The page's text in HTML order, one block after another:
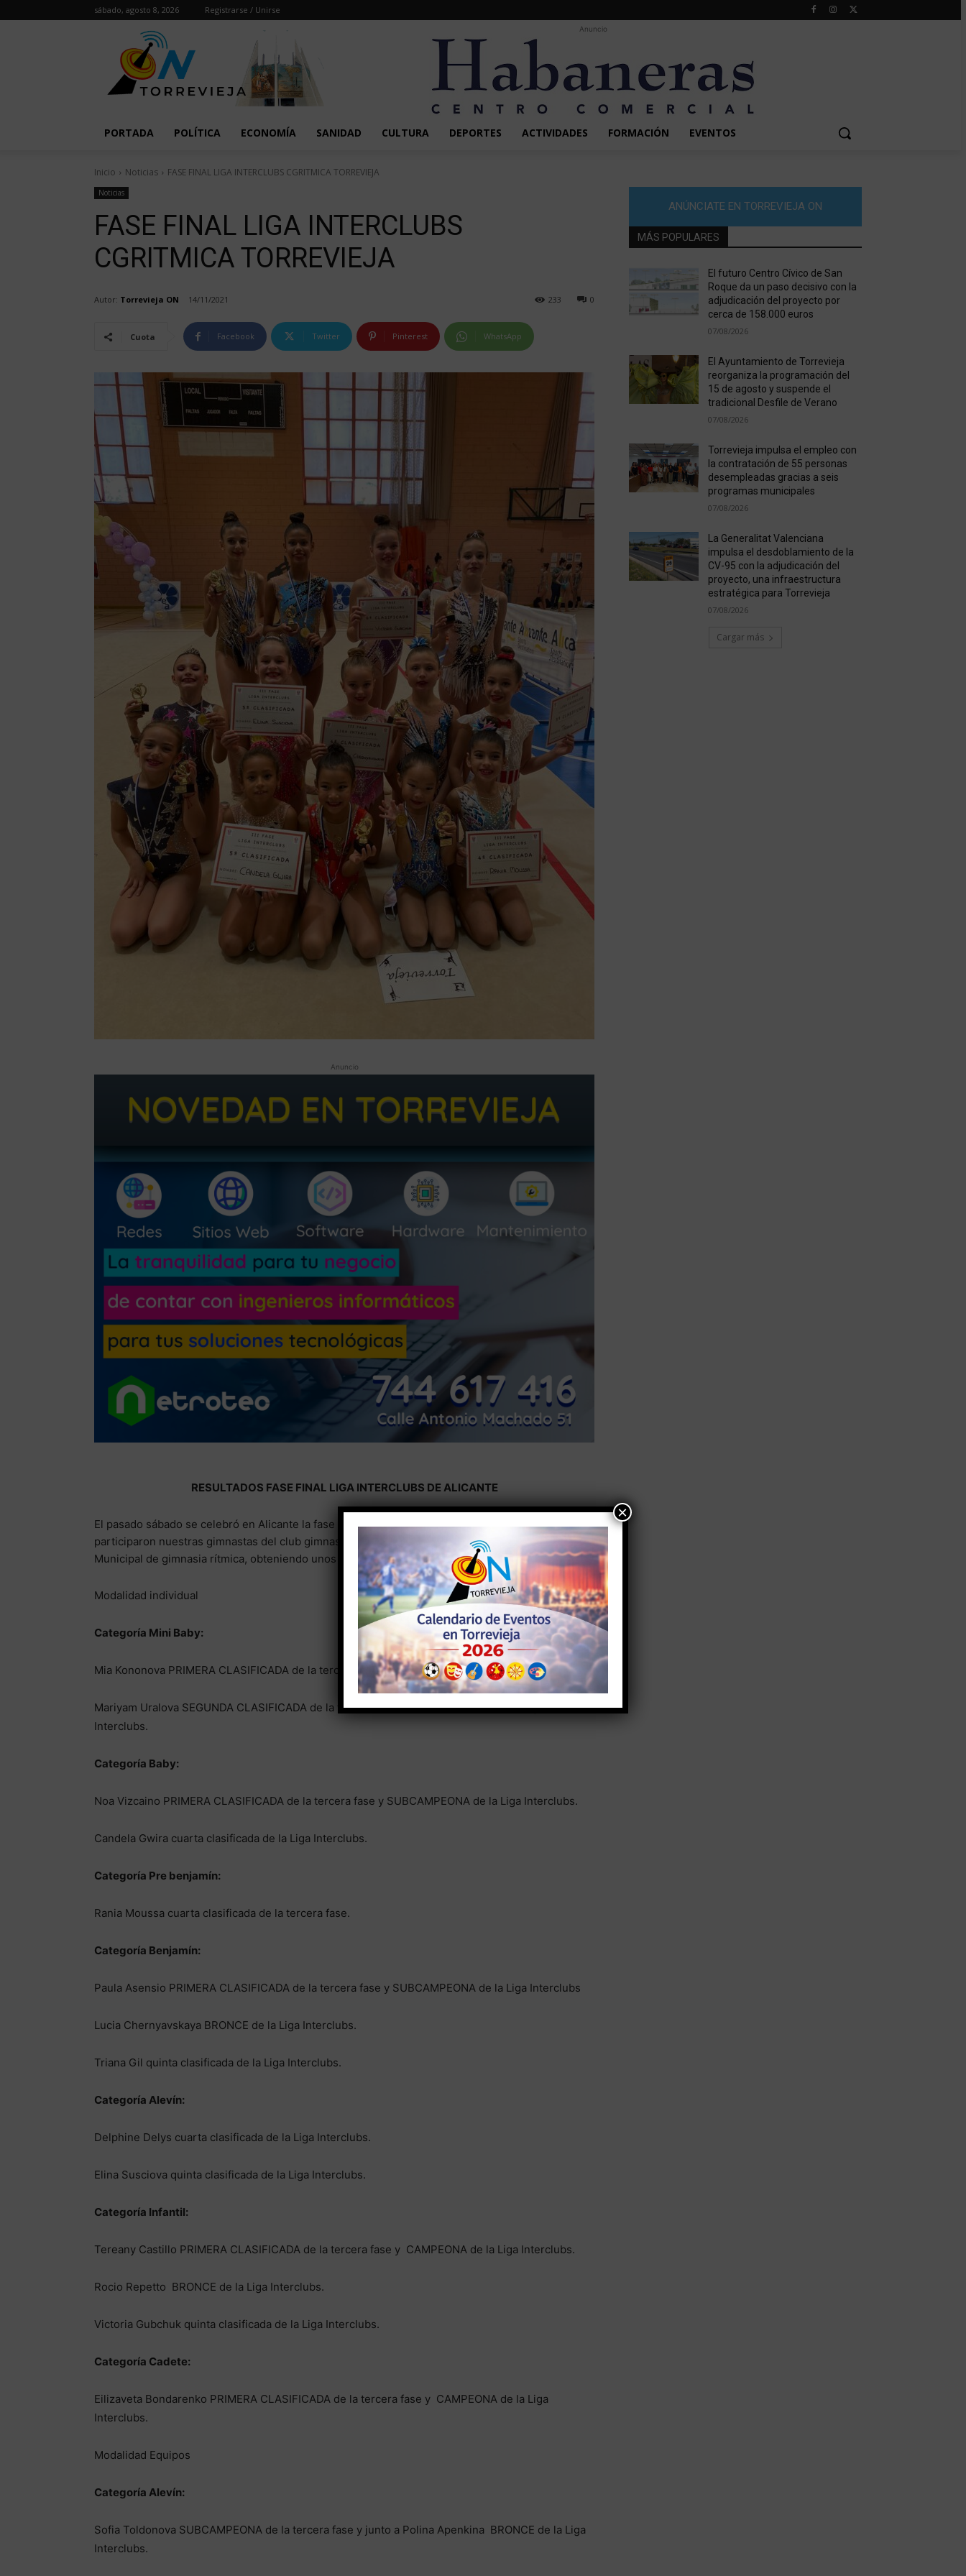
sábado, agosto 8, 2026 Registrarse / Unirse
Anuncio
PORTADA POLÍTICA ECONOMÍA SANIDAD CULTURA DEPORTES ACTIVIDADES FORMACIÓN EVENTOS
Inicio Noticias FASE FINAL LIGA INTERCLUBS CGRITMICA TORREVIEJA
Noticias
FASE FINAL LIGA INTERCLUBS
CGRITMICA TORREVIEJA
Autor: Torrevieja ON 14/11/2021 0
233
Cuota Facebook Twitter Pinterest WhatsApp
Anuncio
RESULTADOS FASE FINAL LIGA INTERCLUBS DE ALICANTE
El pasado sábado se celebró en Alicante la fase final de la Liga Interclubs de Alicante, donde
participaron nuestras gimnastas del club gimnasia rítmica Torrevieja pertenecientes a la Escuela
Municipal de gimnasia rítmica, obteniendo unos excelentes resultados:
Modalidad individual
Categoría Mini Baby:
Mia Kononova PRIMERA CLASIFICADA de la tercera fase y CAMPEONA de la Liga Interclubs.
Mariyam Uralova SEGUNDA CLASIFICADA de la tercera fase y SUBCAMPEONA de la Liga
Interclubs.
Categoría Baby:
Noa Vizcaino PRIMERA CLASIFICADA de la tercera fase y SUBCAMPEONA de la Liga Interclubs.
Candela Gwira cuarta clasificada de la Liga Interclubs.
Categoría Pre benjamín:
Rania Moussa cuarta clasificada de la tercera fase.
Categoría Benjamín:
Paula Asensio PRIMERA CLASIFICADA de la tercera fase y SUBCAMPEONA de la Liga Interclubs
Lucia Chernyavskaya BRONCE de la Liga Interclubs.
Triana Gil quinta clasificada de la Liga Interclubs.
Categoría Alevín:
Delphine Delys cuarta clasificada de la Liga Interclubs.
Elina Susciova quinta clasificada de la Liga Interclubs.
Categoría Infantil:
Tereany Castillo PRIMERA CLASIFICADA de la tercera fase y CAMPEONA de la Liga Interclubs.
Rocio Repetto BRONCE de la Liga Interclubs.
Victoria Gubchuk quinta clasificada de la Liga Interclubs.
Categoría Cadete:
Eilizaveta Bondarenko PRIMERA CLASIFICADA de la tercera fase y CAMPEONA de la Liga
Interclubs.
Modalidad Equipos
Categoría Alevín:
Sofia Toldonova SUBCAMPEONA de la tercera fase y junto a Polina Apenkina BRONCE de la Liga
Interclubs.
ANÚNCIATE EN TORREVIEJA ON
MÁS POPULARES
El futuro Centro Cívico de San
Roque da un paso decisivo con la
adjudicación del proyecto por
cerca de 158.000 euros
07/08/2026
El Ayuntamiento de Torrevieja
reorganiza la programación del
15 de agosto y suspende el
tradicional Desfile de Verano
07/08/2026
Torrevieja impulsa el empleo con
la contratación de 55 personas
desempleadas gracias a seis
programas municipales
07/08/2026
La Generalitat Valenciana
impulsa el desdoblamiento de la
CV-95 con la adjudicación del
proyecto, una infraestructura
estratégica para Torrevieja
07/08/2026
Cargar más
×